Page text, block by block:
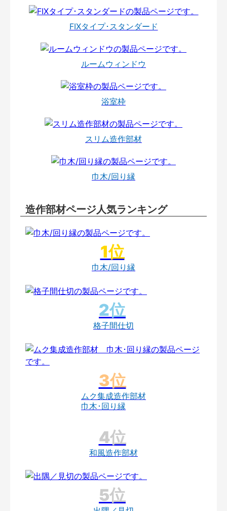
FIXタイプ･スタンダード
ルームウィンドウ
浴室枠
スリム造作部材
巾木/回り縁
造作部材ページ人気ランキング
巾木/回り縁
格子間仕切
ムク集成造作部材
巾木･回り縁
和風造作部材